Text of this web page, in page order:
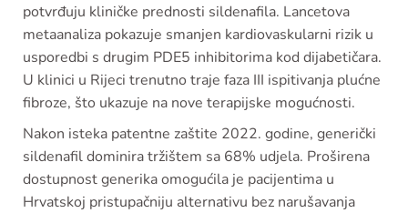
potvrđuju kliničke prednosti sildenafila. Lancetova
metaanaliza pokazuje smanjen kardiovaskularni rizik u
usporedbi s drugim PDE5 inhibitorima kod dijabetičara.
U klinici u Rijeci trenutno traje faza III ispitivanja plućne
fibroze, što ukazuje na nove terapijske mogućnosti.
Nakon isteka patentne zaštite 2022. godine, generički
sildenafil dominira tržištem sa 68% udjela. Proširena
dostupnost generika omogućila je pacijentima u
Hrvatskoj pristupačniju alternativu bez narušavanja